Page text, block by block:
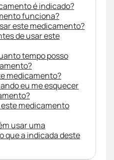
é indicado?
funciona?
este medicamento?
de usar este
tempo posso
medicamento?
eu me esquecer
medicamento
usar uma
que a indicada deste